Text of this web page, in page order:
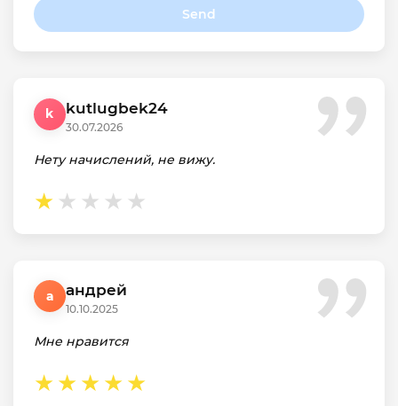
Send
k kutlugbek24
30.07.2026
Нету начислений, не вижу.
а андрей
10.10.2025
Мне нравится